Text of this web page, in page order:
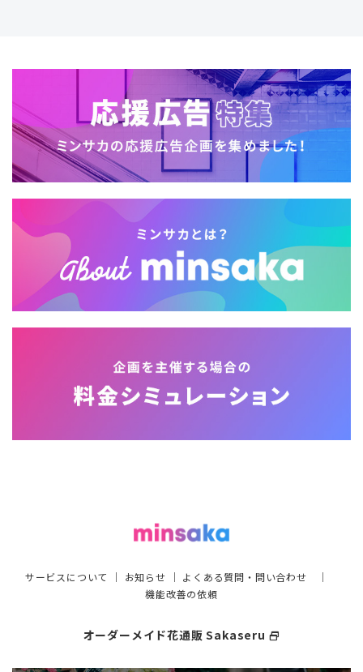
サービスについて ｜ お知らせ ｜ よくある質問・問い合わせ ｜
機能改善の依頼
オーダーメイド花通販 Sakaseru select_window